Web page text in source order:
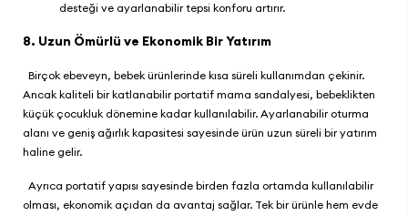
desteği ve ayarlanabilir tepsi konforu artırır.
8. Uzun Ömürlü ve Ekonomik Bir Yatırım
Birçok ebeveyn, bebek ürünlerinde kısa süreli kullanımdan çekinir.
Ancak kaliteli bir katlanabilir portatif mama sandalyesi, bebeklikten
küçük çocukluk dönemine kadar kullanılabilir. Ayarlanabilir oturma
alanı ve geniş ağırlık kapasitesi sayesinde ürün uzun süreli bir yatırım
haline gelir.
Ayrıca portatif yapısı sayesinde birden fazla ortamda kullanılabilir
olması, ekonomik açıdan da avantaj sağlar. Tek bir ürünle hem evde